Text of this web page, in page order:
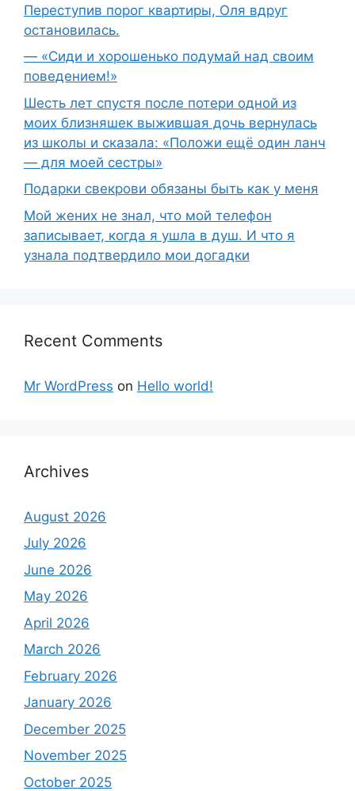
Переступив порог квартиры, Оля вдруг
остановилась.
— «Сиди и хорошенько подумай над своим
поведением!»
Шесть лет спустя после потери одной из
моих близняшек выжившая дочь вернулась
из школы и сказала: «Положи ещё один ланч
— для моей сестры»
Подарки свекрови обязаны быть как у меня
Мой жених не знал, что мой телефон
записывает, когда я ушла в душ. И что я
узнала подтвердило мои догадки
Recent Comments
Mr WordPress on Hello world!
Archives
August 2026
July 2026
June 2026
May 2026
April 2026
March 2026
February 2026
January 2026
December 2025
November 2025
October 2025